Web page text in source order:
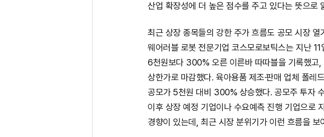
산업 확장성에 더 높은 점수를 주고 있다는 뜻으로
최근 상장 종목들의 강한 주가 흐름도 공모 시장 열
웨어러블 로봇 전문기업 코스모로보틱스는 지난
6천원보다 300% 오른 이른바 따따블을 기록했고
상한가로 마감했다. 육아용품 제조·판매 업체 폴레
공모가 5천원 대비 300% 상승했다. 공모주 투자
이후 상장 예정 기업이나 수요예측 진행 기업으로
경향이 있는데, 최근 시장 분위기가 이런 흐름을 보